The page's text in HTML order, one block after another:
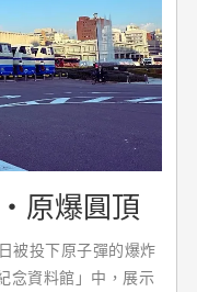
原爆圓頂
被投下原子彈的爆炸
念資料館」中，展示